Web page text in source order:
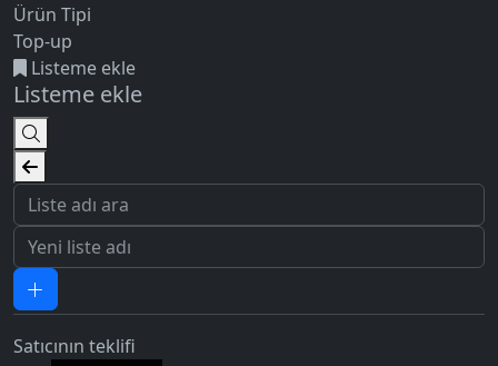
Ürün Tipi
Top-up
Listeme ekle
Listeme ekle
Satıcının teklifi